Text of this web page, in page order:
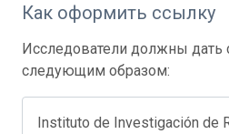
Как оформить ссылку
Исследователи должны дать
следующим образом:
Instituto de Investigación de